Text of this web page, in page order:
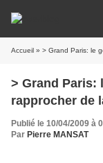
Accueil » > Grand Paris: le
> Grand Paris:
rapprocher de
Publié le 10/04/2009 à
Par Pierre MANSAT